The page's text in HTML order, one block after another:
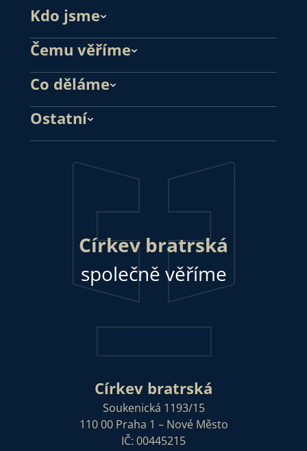
Kdo jsme
Čemu věříme
Co děláme
Ostatní
Církev bratrská
společně věříme
Církev bratrská
Soukenická 1193/15
110 00 Praha 1 – Nové Město
IČ: 00445215